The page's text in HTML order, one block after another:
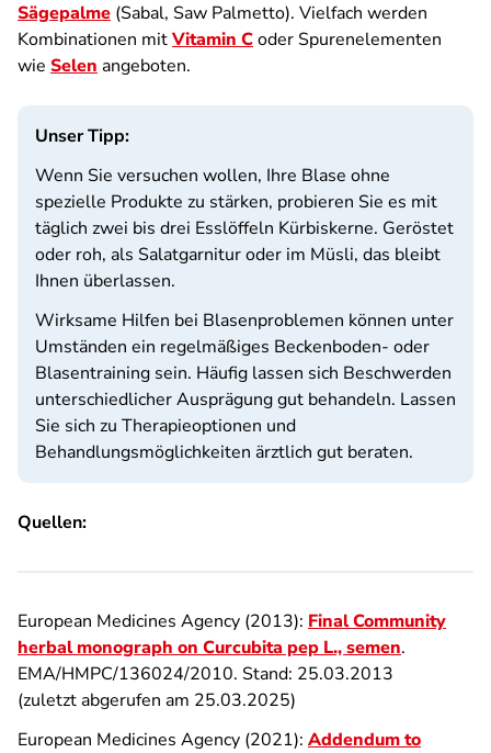
Sägepalme (Sabal, Saw Palmetto). Vielfach werden
Kombinationen mitVitamin Coder Spurenelementen
wie Selen angeboten.
Unser Tipp:
Wenn Sie versuchen wollen, Ihre Blase ohne
spezielle Produkte zu stärken, probieren Sie es mit
täglich zwei bis drei Esslöffeln Kürbiskerne. Geröstet
oder roh, als Salatgarnitur oder im Müsli, das bleibt
Ihnen überlassen.
Wirksame Hilfen bei Blasenproblemen können unter
Umständen ein regelmäßiges Beckenboden- oder
Blasentraining sein. Häufig lassen sich Beschwerden
unterschiedlicher Ausprägung gut behandeln. Lassen
Sie sich zu Therapieoptionen und
Behandlungsmöglichkeiten ärztlich gut beraten.
Quellen:
European Medicines Agency (2013): Final Community
herbal monograph on Curcubita pep L., semen.
EMA/HMPC/136024/2010. Stand: 25.03.2013
(zuletzt abgerufen am 25.03.2025)
European Medicines Agency (2021): Addendum to